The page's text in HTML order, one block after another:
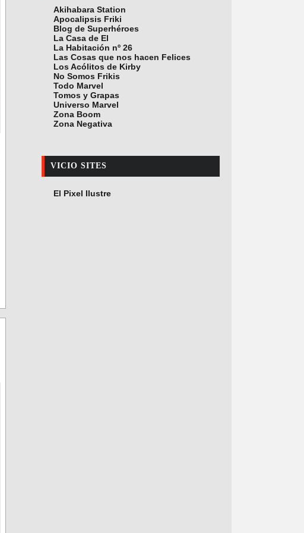
Akihabara Station
Apocalipsis Friki
Blog de Superhéroes
La Casa de El
La Habitación nº 26
Las Cosas que nos hacen Felices
Los Acólitos de Kirby
No Somos Frikis
Todo Marvel
Tomos y Grapas
Universo Marvel
Zona Boom
Zona Negativa
VICIO SITES
El Pixel Ilustre